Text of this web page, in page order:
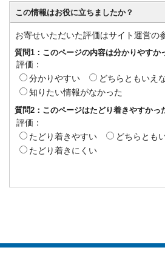
この情報はお役に立ちましたか？
お寄せいただいた評価はサイト運営の
質問1：このページの内容は分かりやすか
評価：
分かりやすい
どちらともいえ
知りたい情報がなかった
質問2：このページはたどり着きやすかっ
評価：
たどり着きやすい
どちらとも
たどり着きにくい